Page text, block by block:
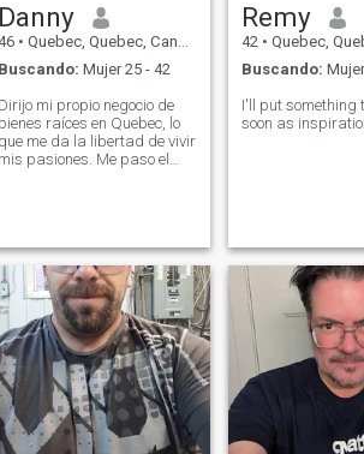
Danny
• Quebec, Quebec, Canadá
Buscando: Mujer 25 - 42
Dirijo mi propio negocio de
bienes raíces en Quebec, lo
que me da la libertad de vivir
mis pasiones. Me paso el
esquiando en las
montañas. Soy un
al que le encanta
con centros de
buceo a nivel internacional.
una persona
organizada que aprecia
la acción como los
simples momentos.
Remy
42 • Quebec,
Buscando:
I'll put something
soon as